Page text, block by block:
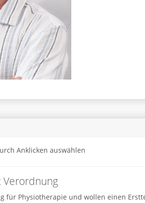
Anklicken auswählen
Verordnung
für Physiotherapie und wollen einen